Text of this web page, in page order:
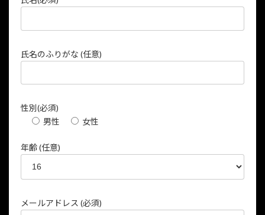
氏名のふりがな (任意)
性別(必須)
男性
女性
年齢 (任意)
メールアドレス (必須)